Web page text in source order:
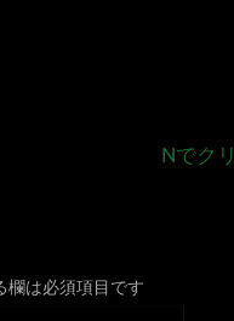
Nでク
欄は必須項目です